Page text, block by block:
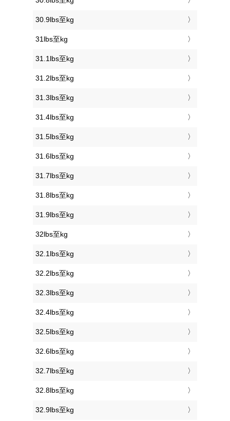
30.9lbs至kg
31lbs至kg
31.1lbs至kg
31.2lbs至kg
31.3lbs至kg
31.4lbs至kg
31.5lbs至kg
31.6lbs至kg
31.7lbs至kg
31.8lbs至kg
31.9lbs至kg
32lbs至kg
32.1lbs至kg
32.2lbs至kg
32.3lbs至kg
32.4lbs至kg
32.5lbs至kg
32.6lbs至kg
32.7lbs至kg
32.8lbs至kg
32.9lbs至kg